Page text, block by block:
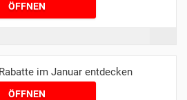
ÖFFNEN
im Januar entdecken
ÖFFNEN